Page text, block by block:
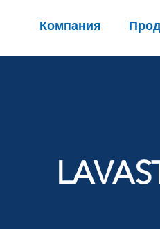
Компания